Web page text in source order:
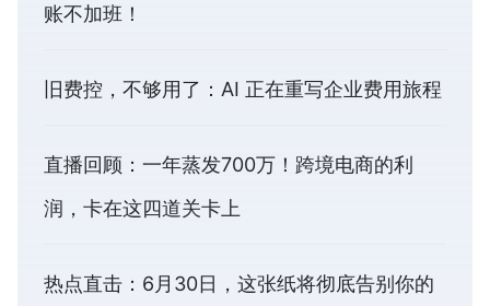
账不加班！
旧费控，不够用了：AI 正在重写企业费用旅程
直播回顾：一年蒸发700万！跨境电商的利
润，卡在这四道关卡上
热点直击：6月30日，这张纸将彻底告别你的